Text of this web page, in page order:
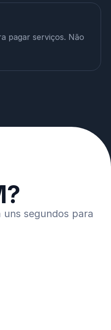
pagar serviços. Não
segundos para